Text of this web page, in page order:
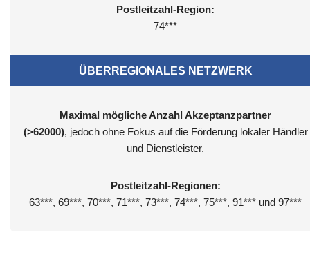
Postleitzahl-Region:
74***
ÜBERREGIONALES NETZWERK
Maximal mögliche Anzahl Akzeptanzpartner
(>62000), jedoch ohne Fokus auf die Förderung lokaler Händler
und Dienstleister.
Postleitzahl-Regionen:
63***, 69***, 70***, 71***, 73***, 74***, 75***, 91*** und 97***